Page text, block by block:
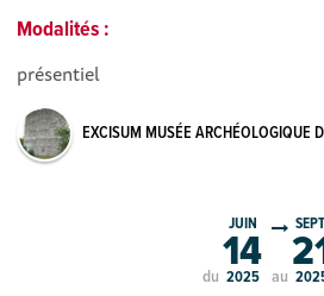
Modalités :
présentiel
EXCISUM MUSÉE ARCHÉOLOGIQUE
du
JUIN
14
2025 au